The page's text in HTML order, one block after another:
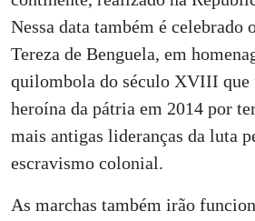
Nessa data também é celebrado
Tereza de Benguela, em
quilombola do século XVIII que
heroína da pátria em 2014 por
mais antigas lideranças da luta
escravismo colonial.
As marchas também irão